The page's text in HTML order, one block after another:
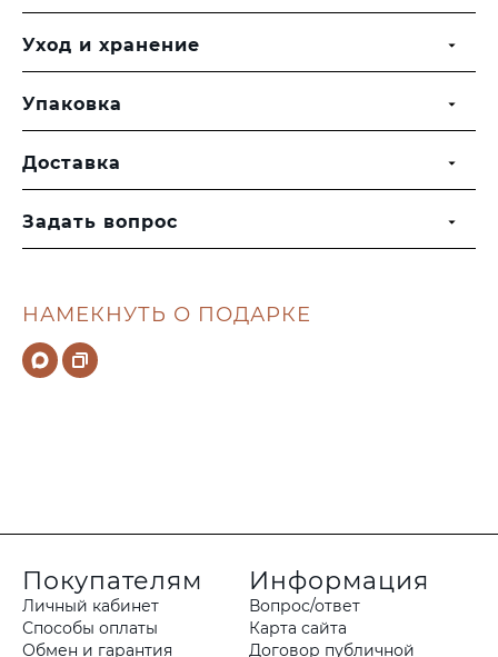
НАМЕКНУТЬ О ПОДАРКЕ
Уход и хранение
Упаковка
Доставка
Задать вопрос
Покупателям
Личный кабинет
Способы оплаты
Обмен и гарантия
Информация
Вопрос/ответ
Карта сайта
Договор публичной